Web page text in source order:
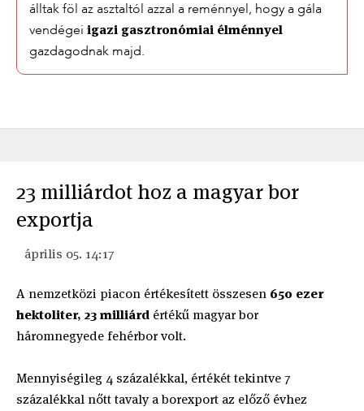
álltak föl az asztaltól azzal a reménnyel, hogy a gála
vendégei igazi gasztronómiai élménnyel
gazdagodnak majd.
23 milliárdot hoz a magyar bor
exportja
április 05. 14:17
A nemzetközi piacon értékesített összesen 650 ezer
hektoliter, 23 milliárd értékű magyar bor
háromnegyede fehérbor volt.
Mennyiségileg 4 százalékkal, értékét tekintve 7
százalékkal nőtt tavaly a borexport az előző évhez